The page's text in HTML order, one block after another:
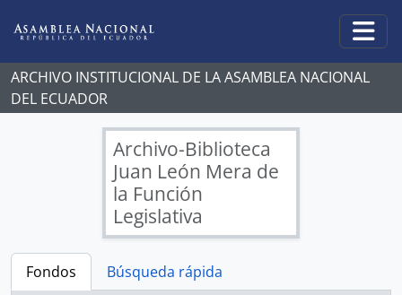
ARCHIVO INSTITUCIONAL DE LA ASAMBLEA NACIONAL
DEL ECUADOR
Archivo-Biblioteca
Juan León Mera de
la Función
Legislativa
Fondos
Búsqueda rápida